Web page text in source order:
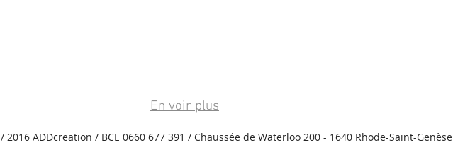
En voir plus
/ 2016 ADDcreation / BCE 0660 677 391 / Chaussée de Waterloo 200 - 1640 Rhode-Saint-Genèse